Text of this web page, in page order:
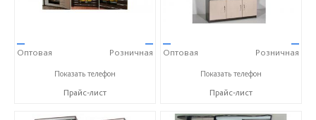
—
Оптовая
—
Розничная
+7 (8432) 59-49-97
Показать телефон
Прайс-лист
—
Оптовая
—
Розничная
+7 (8432) 59-49-97
Показать телефон
Прайс-лист